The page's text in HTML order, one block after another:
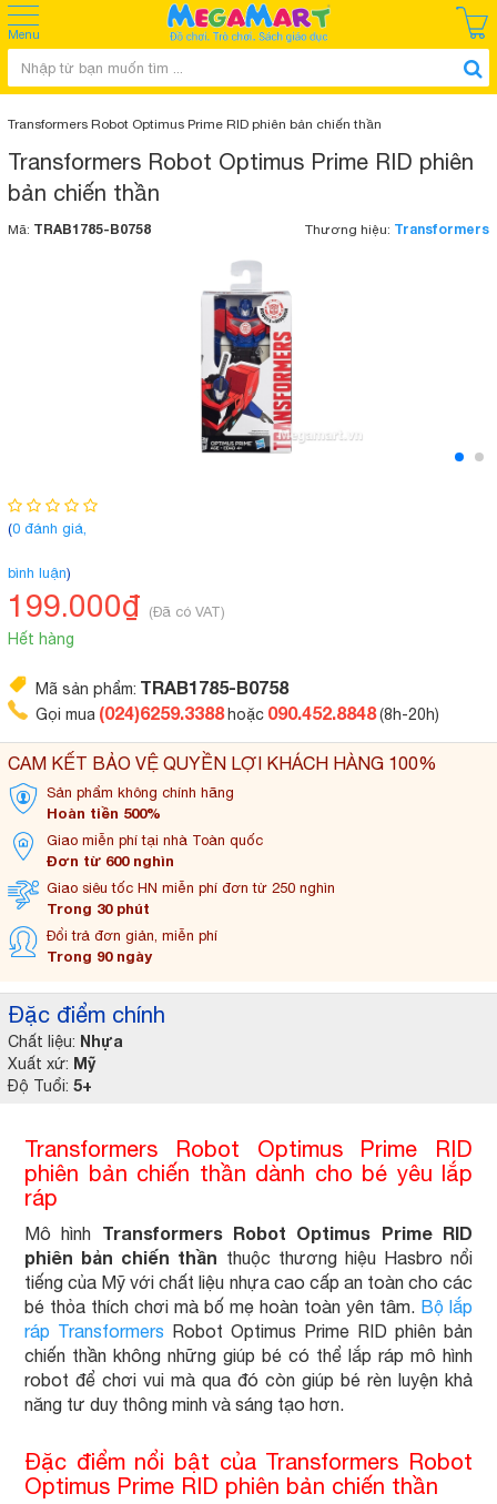
Menu
Transformers Robot Optimus Prime RID phiên bản chiến thần
Transformers Robot Optimus Prime RID phiên
bản chiến thần
Mã: TRAB1785-B0758 Thương hiệu: Transformers
Đặc điểm chính
Chất liệu: Nhựa
Xuất xứ: Mỹ
Độ Tuổi: 5+
(0 đánh giá,
bình luận)
199.000₫ (Đã có VAT)
Hết hàng
CAM KẾT BẢO VỆ QUYỀN LỢI KHÁCH HÀNG 100%
Sản phẩm không chính hãng
Hoàn tiền 500%
Giao miễn phí tại nhà Toàn quốc
Đơn từ 600 nghìn
Giao siêu tốc HN miễn phí đơn từ 250 nghìn
Trong 30 phút
Đổi trả đơn giản, miễn phí
Trong 90 ngày
Mã sản phẩm: TRAB1785-B0758
Gọi mua (024)6259.3388 hoặc 090.452.8848(8h-20h)
Transformers Robot Optimus Prime RID
phiên bản chiến thần dành cho bé yêu lắp
ráp
Mô hình Transformers Robot Optimus Prime RID
phiên bản chiến thần thuộc thương hiệu Hasbro nổi
tiếng của Mỹ với chất liệu nhựa cao cấp an toàn cho các
bé thỏa thích chơi mà bố mẹ hoàn toàn yên tâm. Bộ lắp
ráp Transformers Robot Optimus Prime RID phiên bản
chiến thần không những giúp bé có thể lắp ráp mô hình
robot để chơi vui mà qua đó còn giúp bé rèn luyện khả
năng tư duy thông minh và sáng tạo hơn.
Đặc điểm nổi bật của Transformers Robot
Optimus Prime RID phiên bản chiến thần